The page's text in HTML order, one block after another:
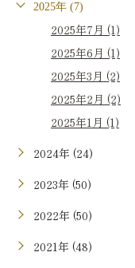
2025年 (7)
2025年7月 (1)
2025年6月 (1)
2025年3月 (2)
2025年2月 (2)
2025年1月 (1)
2024年 (24)
2023年 (50)
2022年 (50)
2021年 (48)